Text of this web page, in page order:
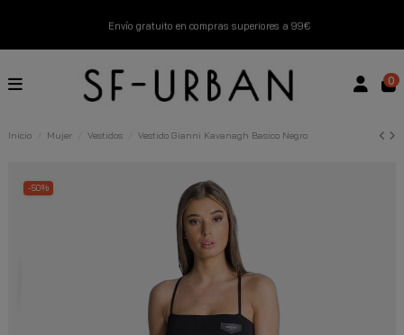
Envío gratuito en compras superiores a 99€
Nuevos productos disponibles esta semana
0
Inicio Mujer Vestidos Vestido Gianni Kavanagh Basico Negro
-50%